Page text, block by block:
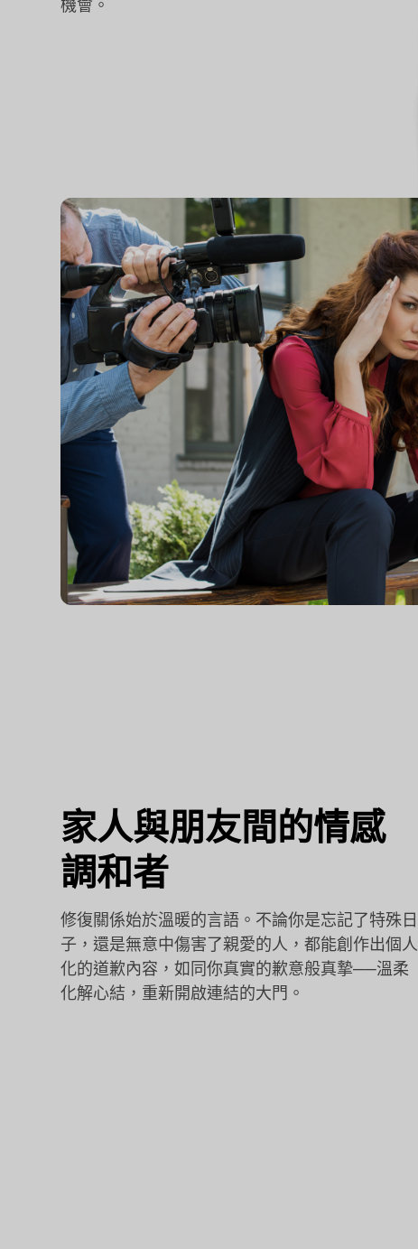
機會。
家人與朋友間的情感
調和者
修復關係始於溫暖的言語。不論你是忘記了特殊日
子，還是無意中傷害了親愛的人，都能創作出個人
化的道歉內容，如同你真實的歉意般真摯──溫柔
化解心結，重新開啟連結的大門。